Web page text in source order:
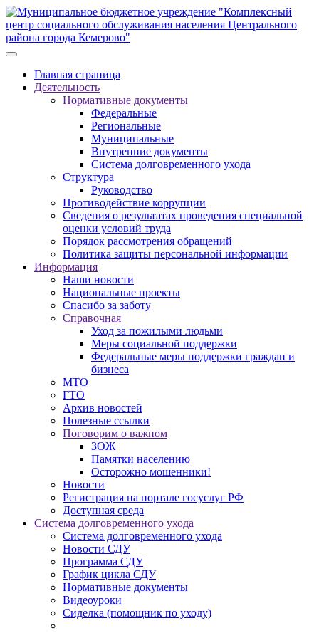
Главная страница
Деятельность
Нормативные документы
Федеральные
Региональные
Муниципальные
Внутренние документы
Система долговременного ухода
Структура
Руководство
Противодействие коррупции
Сведения о результатах проведения специальной
оценки условий труда
Порядок рассмотрения обращений
Политика защиты персональной информации
Информация
Наши новости
Национальные проекты
Спасибо за заботу
Справочная
Уход за пожилыми людьми
Меры социальной поддержки
Федеральные меры поддержки граждан и
бизнеса
МТО
ГТО
Архив новостей
Полезные ссылки
Поговорим о важном
ЗОЖ
Памятки населению
Осторожно мошенники!
Новости
Регистрация на портале госуслуг РФ
Доступная среда
Система долговременного ухода
Система долговременного ухода
Новости СДУ
Программа СДУ
График цикла СДУ
Нормативные документы
Видеоуроки
Сиделка (помощник по уходу)